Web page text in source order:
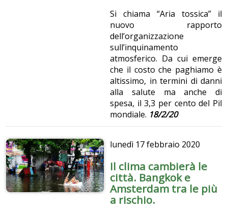
Si chiama “Aria tossica” il
nuovo rapporto
dell’organizzazione
sull’inquinamento
atmosferico. Da cui emerge
che il costo che paghiamo è
altissimo, in termini di danni
alla salute ma anche di
spesa, il 3,3 per cento del Pil
mondiale. 18/2/20
lunedì 17 febbraio 2020
Il clima cambierà le
città. Bangkok e
Amsterdam tra le più
a rischio.